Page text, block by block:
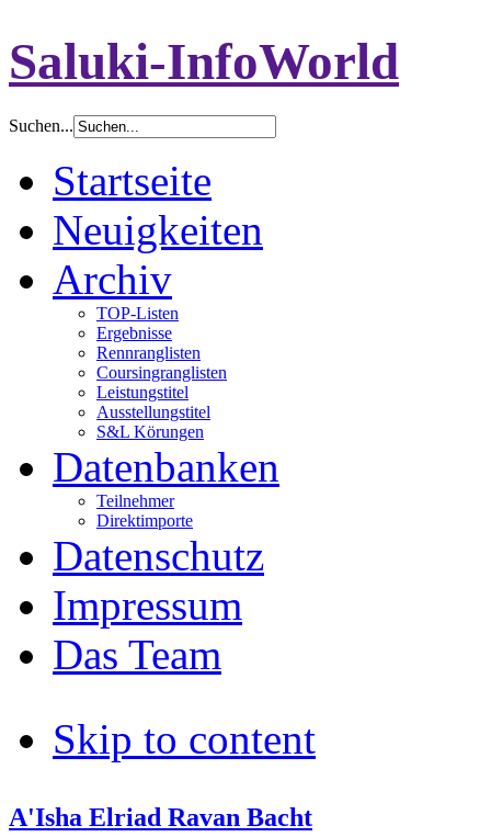
Saluki-InfoWorld
Suchen...
Startseite
Neuigkeiten
Archiv
TOP-Listen
Ergebnisse
Rennranglisten
Coursingranglisten
Leistungstitel
Ausstellungstitel
S&L Körungen
Datenbanken
Teilnehmer
Direktimporte
Datenschutz
Impressum
Das Team
Skip to content
A'Isha Elriad Ravan Bacht